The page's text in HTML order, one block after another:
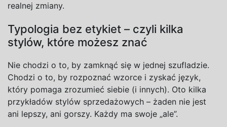
realnej zmiany.
Typologia bez etykiet – czyli kilka
stylów, które możesz znać
Nie chodzi o to, by zamknąć się w jednej szufladzie.
Chodzi o to, by rozpoznać wzorce i zyskać język,
który pomaga zrozumieć siebie (i innych). Oto kilka
przykładów stylów sprzedażowych – żaden nie jest
ani lepszy, ani gorszy. Każdy ma swoje „ale”.